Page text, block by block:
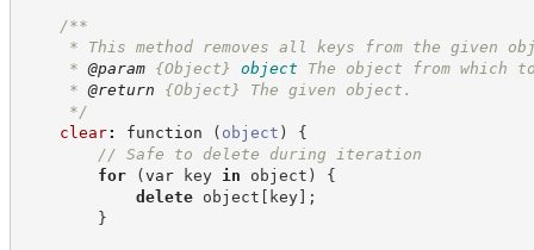
/**
* This method removes all keys from the given
* @param {Object} object
The object from which
* @return {Object}
The given object.
*/
clear: function ( object )
{
// Safe to delete during iteration
for
(var key in object )
{
delete object [ key] ;
}